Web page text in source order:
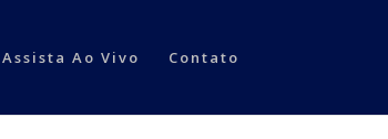
Assista Ao Vivo Contato